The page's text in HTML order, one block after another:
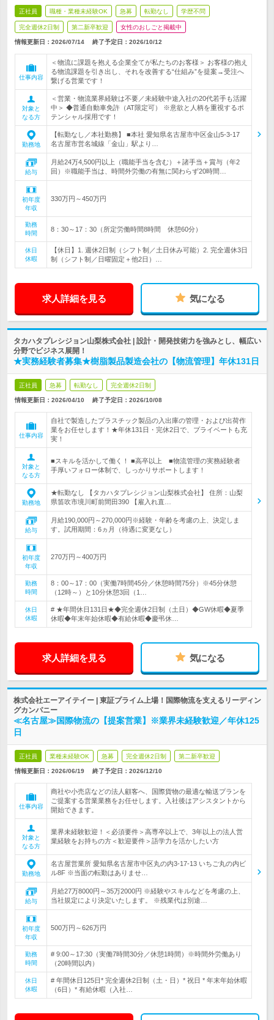
正社員 職種・業種未経験OK 急募 転勤なし 学歴不問
完全週休2日制 第二新卒歓迎 女性のおしごと掲載中
情報更新日：2026/07/14 終了予定日： 2026/10/12
仕事内容
＜物流に課題を抱える企業全てが私たちのお客様＞ お客様の抱え
る物流課題を引き出し、それを改善する“仕組み”を提案→受注へ
繋げる営業です！
対象と
なる方
＜営業・物流業界経験は不要／未経験中途入社の20代若手も活躍
中＞ ◆普通自動車免許（AT限定可） ※意欲と人柄を重視するポ
テンシャル採用です！
勤務地
【転勤なし／本社勤務】 ■本社 愛知県名古屋市中区金山5-3-17
名古屋市営名城線「金山」駅より…
給与
月給24万4,500円以上（職能手当を含む）＋諸手当＋賞与（年2
回）※職能手当は、時間外労働の有無に関わらず20時間…
初年度
年収
330万円～450万円
勤務
時間
8：30～17：30（所定労働時間8時間 休憩60分）
休日
休暇
【休日】1. 週休2日制（シフト制／土日休み可能）2. 完全週休3日
制（シフト制／日曜固定＋他2日）…
求人詳細を見る 気になる
タカハタプレシジョン山梨株式会社 | 設計・開発技術力を強みとし、幅広い
分野でビジネス展開！
★実務経験者募集★樹脂製品製造会社の【物流管理】年休131日
正社員 急募 転勤なし 完全週休2日制
情報更新日：2026/04/10 終了予定日： 2026/10/08
仕事内容
自社で製造したプラスチック製品の入出庫の管理・および出荷作
業をお任せします！★年休131日・完休2日で、プライベートも充
実！
対象と
なる方
■スキルを活かして働く！ ■高卒以上 ■物流管理の実務経験者
手厚いフォロー体制で、しっかりサポートします！
勤務地
★転勤なし 【タカハタプレシジョン山梨株式会社】 住所：山梨
県笛吹市境川町前間田390 【雇入れ直…
給与
月給190,000円～270,000円※経験・年齢を考慮の上、決定しま
す。試用期間：6ヵ月（待遇に変更なし）
初年度
年収
270万円～400万円
勤務
時間
8：00～17：00（実働7時間45分／休憩時間75分）※45分休憩
（12時～）と10分休憩3回（1…
休日
休暇
# ★年間休日131日★◆完全週休2日制（土日）◆GW休暇◆夏季
休暇◆年末年始休暇◆有給休暇◆慶弔休…
求人詳細を見る 気になる
株式会社エーアイテイー | 東証プライム上場！国際物流を支えるリーディン
グカンパニー
≪名古屋≫国際物流の【提案営業】※業界未経験歓迎／年休125
日
正社員 業種未経験OK 急募 完全週休2日制 第二新卒歓迎
情報更新日：2026/06/19 終了予定日： 2026/12/10
仕事内容
商社や小売店などの法人顧客へ、国際貨物の最適な輸送プランを
ご提案する営業業務をお任せします。入社後はアシスタントから
開始できます。
対象と
なる方
業界未経験歓迎！＜必須要件＞高専卒以上で、3年以上の法人営
業経験をお持ちの方＜歓迎要件＞語学力を活かしたい方
勤務地
名古屋営業所 愛知県名古屋市中区丸の内3-17-13 いちご丸の内ビ
ル8F ※当面の転勤はありませ…
給与
月給27万8000円～35万2000円 ※経験やスキルなどを考慮の上、
当社規定により決定いたします。 ※残業代は別途…
初年度
年収
500万円～626万円
勤務
時間
# 9:00～17:30（実働7時間30分／休憩1時間）※時間外労働あり
（20時間以内）
休日
休暇
# 年間休日125日* 完全週休2日制（土・日）* 祝日 * 年末年始休暇
（6日）* 有給休暇（入社…